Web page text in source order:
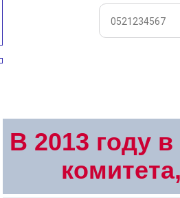
В 2013 году